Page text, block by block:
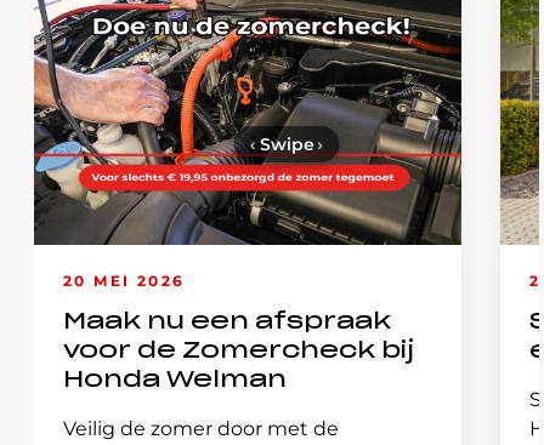
20 MEI 2026
Maak nu een afspraak
voor de Zomercheck bij
Honda Welman
Veilig de zomer door met de
‹ Swipe›